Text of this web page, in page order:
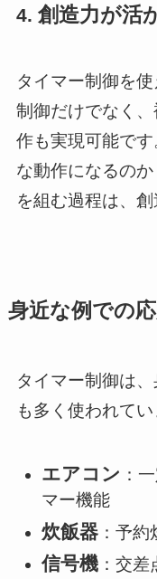
4. 創造力が活
タイマー制御を
制御だけでなく
作も実現可能で
な動作になるの
を組む過程は、創
身近な例での応
タイマー制御は
も多く使われてい
エアコン ：
マー機能
炊飯器 ：予
信号機 ：交